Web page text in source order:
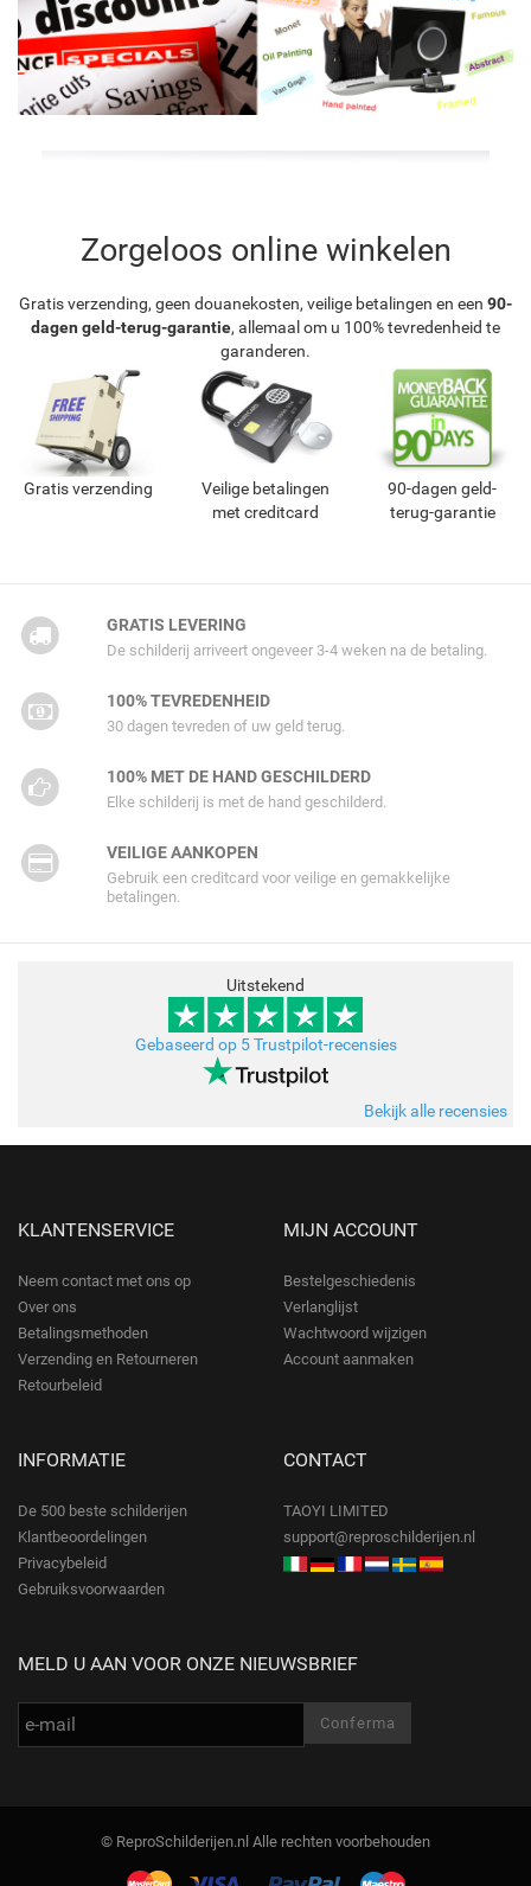
Zorgeloos online winkelen
Gratis verzending, geen douanekosten, veilige betalingen en een 90-
dagen geld-terug-garantie, allemaal om u 100% tevredenheid te
garanderen.
Gratis verzending
Veilige betalingen
met creditcard
90-dagen geld-
terug-garantie
GRATIS LEVERING
De schilderij arriveert ongeveer 3-4 weken na de betaling.
100% TEVREDENHEID
30 dagen tevreden of uw geld terug.
100% MET DE HAND GESCHILDERD
Elke schilderij is met de hand geschilderd.
VEILIGE AANKOPEN
Gebruik een creditcard voor veilige en gemakkelijke
betalingen.
Uitstekend
Gebaseerd op 5 Trustpilot-recensies
Bekijk alle recensies
KLANTENSERVICE
Neem contact met ons op
Over ons
Betalingsmethoden
Verzending en Retourneren
Retourbeleid
MIJN ACCOUNT
Bestelgeschiedenis
Verlanglijst
Wachtwoord wijzigen
Account aanmaken
INFORMATIE
De 500 beste schilderijen
Klantbeoordelingen
Privacybeleid
Gebruiksvoorwaarden
CONTACT
TAOYI LIMITED
support@reproschilderijen.nl
MELD U AAN VOOR ONZE NIEUWSBRIEF
© ReproSchilderijen.nl Alle rechten voorbehouden